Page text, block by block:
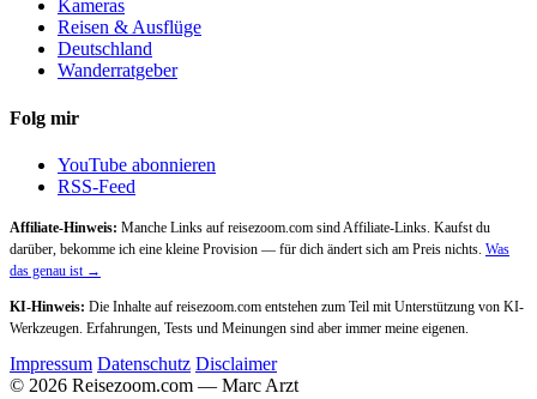
Kameras
Reisen & Ausflüge
Deutschland
Wanderratgeber
Folg mir
YouTube abonnieren
RSS-Feed
Affiliate-Hinweis: Manche Links auf reisezoom.com sind Affiliate-Links. Kaufst du
darüber, bekomme ich eine kleine Provision — für dich ändert sich am Preis nichts. Was
das genau ist →
KI-Hinweis: Die Inhalte auf reisezoom.com entstehen zum Teil mit Unterstützung von KI-
Werkzeugen. Erfahrungen, Tests und Meinungen sind aber immer meine eigenen.
Impressum Datenschutz Disclaimer
© 2026 Reisezoom.com — Marc Arzt